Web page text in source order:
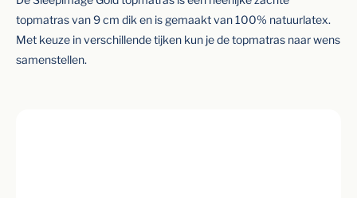
topmatras van 9 cm dik en is gemaakt van 100% natuurlatex.
Met keuze in verschillende tijken kun je de topmatras naar wens
samenstellen.